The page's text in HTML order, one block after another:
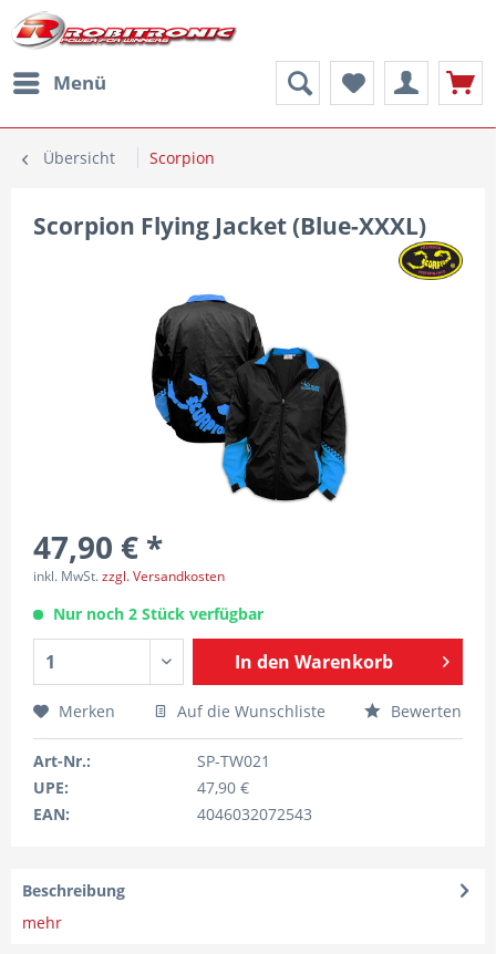
Menü
Übersicht Scorpion
Scorpion Flying Jacket (Blue-XXXL)
47,90 € *
inkl. MwSt.zzgl. Versandkosten
Nur noch 2 Stück verfügbar
In den Warenkorb
Merken Auf die Wunschliste Bewerten
Art-Nr.:
SP-TW021
UPE:
47,90 €
EAN:
4046032072543
Beschreibung
mehr